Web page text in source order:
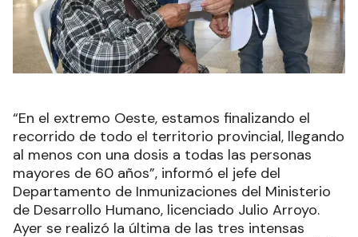
“En el extremo Oeste, estamos finalizando el
recorrido de todo el territorio provincial, llegando
al menos con una dosis a todas las personas
mayores de 60 años”, informó el jefe del
Departamento de Inmunizaciones del Ministerio
de Desarrollo Humano, licenciado Julio Arroyo.
Ayer se realizó la última de las tres intensas